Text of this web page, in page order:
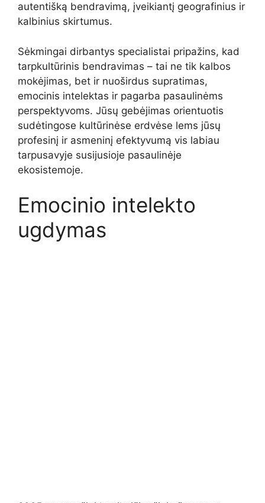
autentišką bendravimą, įveikiantį geografinius ir
kalbinius skirtumus.
Sėkmingai dirbantys specialistai pripažins, kad
tarpkultūrinis bendravimas – tai ne tik kalbos
mokėjimas, bet ir nuoširdus supratimas,
emocinis intelektas ir pagarba pasaulinėms
perspektyvoms. Jūsų gebėjimas orientuotis
sudėtingose kultūrinėse erdvėse lems jūsų
profesinį ir asmeninį efektyvumą vis labiau
tarpusavyje susijusioje pasaulinėje
ekosistemoje.
Emocinio intelekto
ugdymas